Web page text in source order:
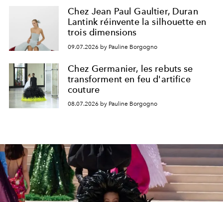
Chez Jean Paul Gaultier, Duran
Lantink réinvente la silhouette en
trois dimensions
09.07.2026 by Pauline Borgogno
Chez Germanier, les rebuts se
transforment en feu d'artifice
couture
08.07.2026 by Pauline Borgogno